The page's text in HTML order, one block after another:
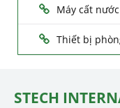
Máy cất nước
Thiết bị
STECH